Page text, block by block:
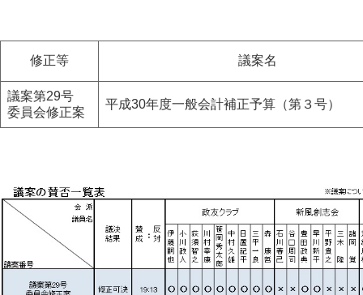
修正等 議案名
議案第29号
委員会修正案
平成30年度一般会計補正予算（第３号）